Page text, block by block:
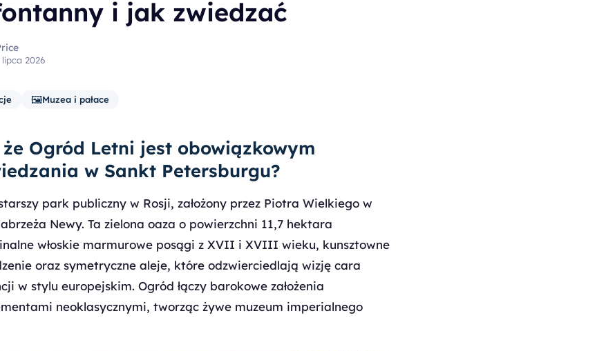
i jak zwiedzać
2026
🖼️Muzea i pałace
Ogród Letni jest obowiązkowym
w Sankt Petersburgu?
park publiczny w Rosji, założony przez Piotra Wielkiego w
Newy. Ta zielona oaza o powierzchni 11,7 hektara
włoskie marmurowe posągi z XVII i XVIII wieku, kunsztowne
oraz symetryczne aleje, które odzwierciedlają wizję cara
w stylu europejskim. Ogród łączy barokowe założenia
neoklasycznymi, tworząc żywe muzeum imperialnego